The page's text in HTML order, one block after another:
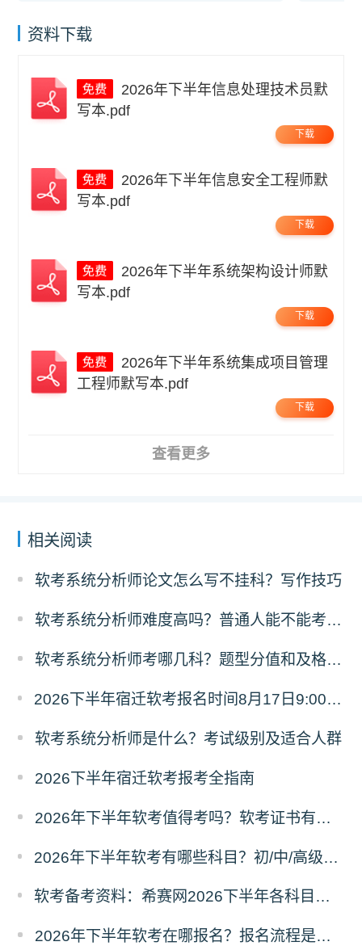
资料下载
写本.pdf
下载
写本.pdf
下载
写本.pdf
下载
工程师默写本.pdf
下载
查看更多
相关阅读
软考系统分析师论文怎么写不挂科？写作技巧
软考系统分析师难度高吗？普通人能不能考过？
软考系统分析师考哪几科？题型分值和及格规则
2026下半年宿迁软考报名时间8月17日9:00至9月18日17:00
软考系统分析师是什么？考试级别及适合人群
2026下半年宿迁软考报考全指南
2026年下半年软考值得考吗？软考证书有什么用？
2026年下半年软考有哪些科目？初/中/高级分别考什么？
软考备考资料：希赛网2026下半年各科目易混淆知识点汇总
2026年下半年软考在哪报名？报名流程是什么？